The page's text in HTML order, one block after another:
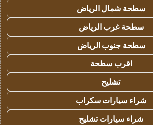
سطحة شمال الرياض
سطحة غرب الرياض
سطحة جنوب الرياض
اقرب سطحة
تشليح
شراء سيارات سكراب
شراء سيارات تشليح